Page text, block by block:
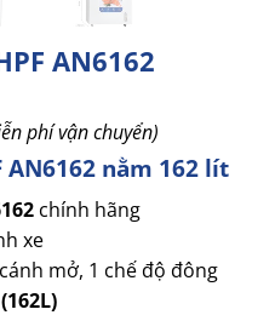
AN6162
phí vận chuyển)
AN6162 nằm 162 lít
chính hãng
xe
mở, 1 chế độ đông